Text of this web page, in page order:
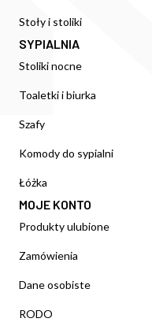
Stoły i stoliki
SYPIALNIA
Stoliki nocne
Toaletki i biurka
Szafy
Komody do sypialni
Łóżka
MOJE KONTO
Produkty ulubione
Zamówienia
Dane osobiste
RODO